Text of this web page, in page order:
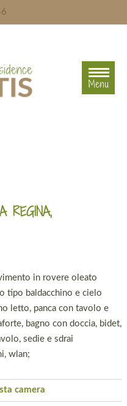
Menu
REGINA,
in rovere oleato
tipo baldacchino e cielo
letto, panca con tavolo e
bagno con doccia, bidet,
sedie e sdrai
wlan;
camera
Menu